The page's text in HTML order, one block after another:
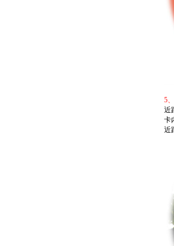
5、
近
卡
近